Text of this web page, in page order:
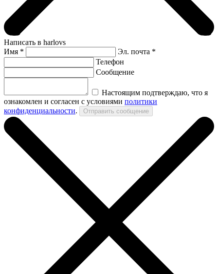
Написать в harlovs
Имя *
Эл. почта *
Телефон
Сообщение
Настоящим подтверждаю, что я
ознакомлен и согласен с условиями политики
конфиденциальности.